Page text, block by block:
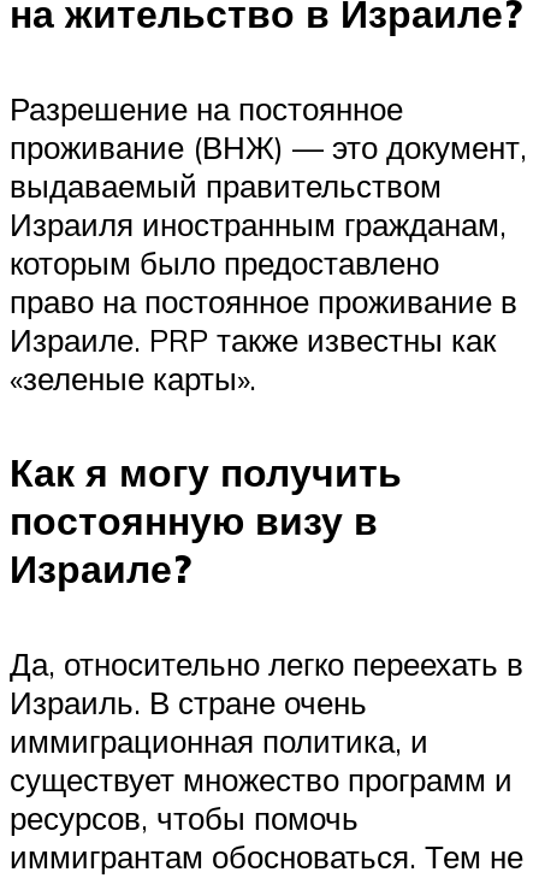
на жительство в Израиле?
Разрешение на постоянное
проживание (ВНЖ) — это документ,
выдаваемый правительством
Израиля иностранным гражданам,
которым было предоставлено
право на постоянное проживание в
Израиле. PRP также известны как
«зеленые карты».
Как я могу получить
постоянную визу в
Израиле?
Да, относительно легко переехать в
Израиль. В стране очень
иммиграционная политика, и
существует множество программ и
ресурсов, чтобы помочь
иммигрантам обосноваться. Тем не